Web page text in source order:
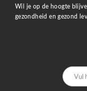
Wil je op de hoogte
gezondheid en gezond